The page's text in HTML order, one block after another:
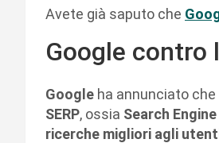
Avete già saputo che
Google contro
Google ha annunciato che
SERP, ossia Search
ricerche migliori agli